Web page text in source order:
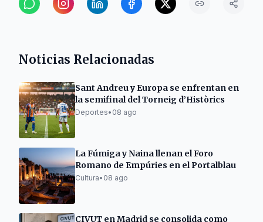
Noticias Relacionadas
Sant Andreu y Europa se enfrentan en
la semifinal del Torneig d’Històrics
Deportes• 08 ago
La Fúmiga y Naina llenan el Foro
Romano de Empúries en el Portalblau
Cultura• 08 ago
CIVUT en Madrid se consolida como